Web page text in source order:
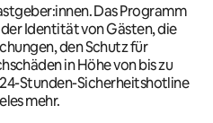
Das Programm
Identität von Gästen, die
den Schutz für
in Höhe von bis zu
Stunden-Sicherheitshotline
mehr.